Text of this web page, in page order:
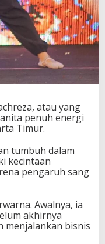
atau yang
penuh energi
Timur.
tumbuh dalam
kecintaan
pengaruh sang
Awalnya, ia
akhirnya
menjalankan bisnis